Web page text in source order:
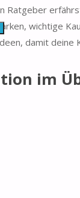
Ratgeber
wichtige
damit
im